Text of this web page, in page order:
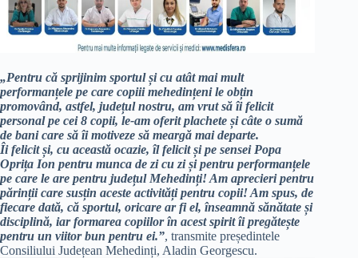
„Pentru că sprijinim sportul și cu atât mai mult
performanțele pe care copiii mehedințeni le obțin
promovând, astfel, județul nostru, am vrut să îi felicit
personal pe cei 8 copii, le-am oferit plachete și câte o sumă
de bani care să îi motiveze să meargă mai departe.
Îi felicit și, cu această ocazie, îl felicit și pe sensei Popa
Oprița Ion pentru munca de zi cu zi și pentru performanțele
pe care le are pentru județul Mehedinți! Am aprecieri pentru
părinții care susțin aceste activități pentru copii! Am spus, de
fiecare dată, că sportul, oricare ar fi el, înseamnă sănătate și
disciplină, iar formarea copiilor în acest spirit îi pregătește
pentru un viitor bun pentru ei.”, transmite președintele
Consiliului Județean Mehedinți, Aladin Georgescu.